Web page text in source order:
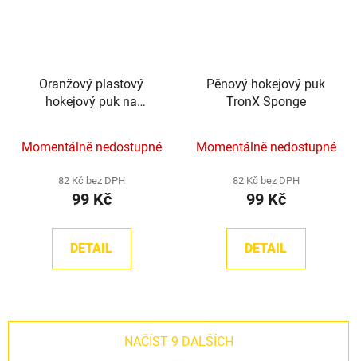
Oranžový plastový
hokejový puk na
Momentálně nedostupné
82 Kč bez DPH
99 Kč
DETAIL
Pěnový hokejový puk
TronX Sponge
Momentálně nedostupné
82 Kč bez DPH
99 Kč
DETAIL
NAČÍST 9 DALŠÍCH